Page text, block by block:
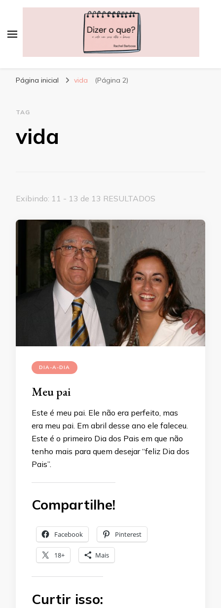
Página inicial vida (Página 2)
TAG
vida
Exibindo: 11 - 13 de 13 RESULTADOS
DIA-A-DIA
Meu pai
Este é meu pai. Ele não era perfeito, mas
era meu pai. Em abril desse ano ele faleceu.
Este é o primeiro Dia dos Pais em que não
tenho mais para quem desejar “feliz Dia dos
Pais”.
Compartilhe!
Facebook Pinterest
18+ Mais
Curtir isso: